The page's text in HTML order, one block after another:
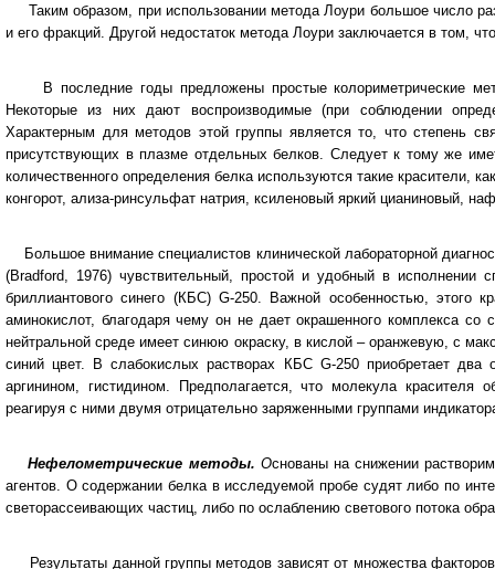
Таким образом, при использовании метода Лоури большое число
и его фракций. Другой недостаток метода Лоури заключается в том,
В последние годы предложены простые колориметрические
Некоторые из них дают воспроизводимые (при соблюдении
Характерным для методов этой группы является то, что степень
присутствующих в плазме отдельных белков. Следует к тому же
количественного определения белка используются такие
конгорот, ализа-ринсульфат натрия, ксиленовый яркий цианиновый,
Большое внимание специалистов клинической лабораторной
(Bradford, 1976) чувствительный, простой и удобный в исполнении
бриллиантового синего (КБС) G-250. Важной особенностью, этого
аминокислот, благодаря чему он не дает окрашенного комплекса
нейтральной среде имеет синюю окраску, в кислой – оранжевую, с
синий цвет. В слабокислых растворах КБС G-250 приобретает
аргинином, гистидином. Предполагается, что молекула
реагируя с ними двумя отрицательно заряженными группами
Нефелометрические методы. Основаны на снижении
агентов. О содержании белка в исследуемой пробе судят либо по
светорассеивающих частиц, либо по ослаблению светового потока
Результаты данной группы методов зависят от множества